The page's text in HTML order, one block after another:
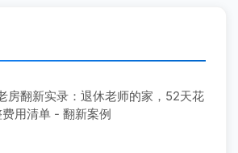
房翻新实录：退休老师的家，52天花
用清单 - 翻新案例